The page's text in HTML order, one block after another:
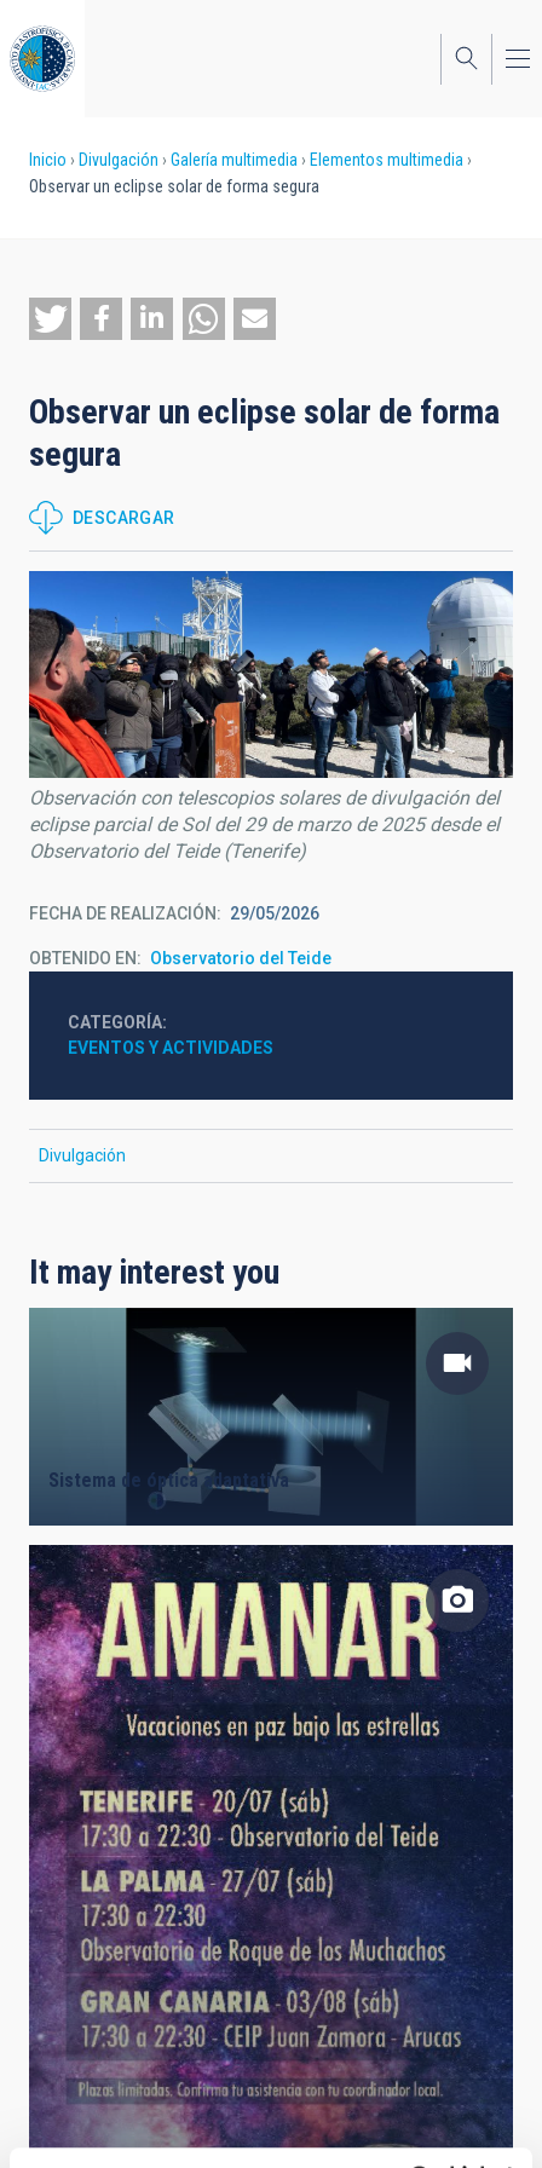
al
contenido
principal
Sobrescribir
ayuda
a
navegación
Inicio Divulgación Galería multimedia
Elementos multimedia
Observar un eclipse solar de forma segura
Observar un eclipse solar de forma
segura
DESCARGAR
Observación con telescopios solares de divulgación del
eclipse parcial de Sol del 29 de marzo de 2025 desde el
Observatorio del Teide (Tenerife)
FECHA DE REALIZACIÓN 29/05/2026
OBTENIDO EN Observatorio del Teide
CATEGORÍA
EVENTOS Y ACTIVIDADES
Divulgación
It may interest you
Sistema de óptica adaptativa